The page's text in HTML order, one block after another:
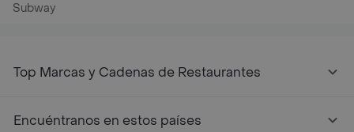
Subway
Top Marcas y Cadenas de Restaurantes
Encuéntranos en estos países